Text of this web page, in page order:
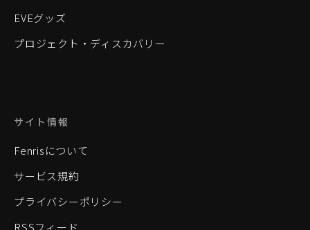
EVEグッズ
プロジェクト・ディスカバリー
サイト情報
Fenrisについて
サービス規約
プライバシーポリシー
RSSフィード